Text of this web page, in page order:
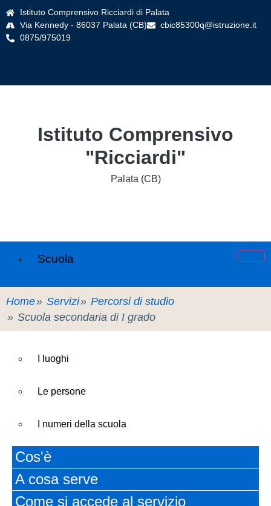
Istituto Comprensivo Ricciardi di Palata
Via Kennedy - 86037 Palata (CB)
cbic85300q@istruzione.it
0875/975019
Istituto Comprensivo
"Ricciardi"
Palata (CB)
Scuola
I luoghi
Le persone
I numeri della scuola
Le carte della scuola
Organizzazione
Home Servizi
Percorsi di studio
Scuola secondaria di I grado
Cos'è
A cosa serve
Come si accede al servizio